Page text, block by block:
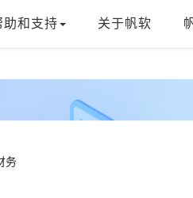
助和支持 关于帆软
务